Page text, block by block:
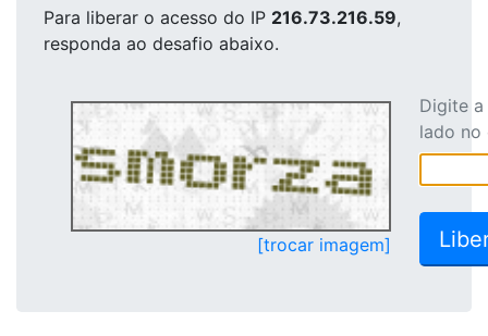
Para liberar o acesso do IP 216.73.216.59,
responda ao desafio abaixo.
[trocar imagem]
Digite
lado no